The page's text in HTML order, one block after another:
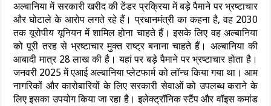
अल्बानिया में सरकारी खरीद की टेंडर प्रक्रिया में बड़े पैमाने पर भ्रष्टाचार
और घोटाले के आरोप लगते रहे हैं। प्रधानमंत्री का कहना है, वह 2030
तक यूरोपीय यूनियन में शामिल होना चाहते हैं। इसके लिए वह अल्बानिया
को पूरी तरह से भ्रष्टाचार मुक्त राष्ट्र बनाना चाहते हैं। अल्बानिया की
आबादी मात्र 28 लाख की है। यहां पर बड़े पैमाने पर भ्रष्टाचार होता है।
जनवरी 2025 में एआई अल्बानिया प्लेटफार्म को लॉन्च किया गया था। आम
नागरिकों और कारोबारियों के लिए सरकारी सेवाओं को उपलब्ध कराने के
लिए इसका उपयोग किया जा रहा है। इलेक्ट्रॉनिक स्टैंप और वॉइस कमांड